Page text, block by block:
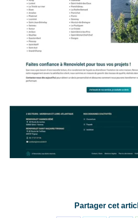
Partager cet